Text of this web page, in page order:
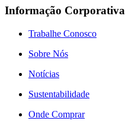
Informação Corporativa
Trabalhe Conosco
Sobre Nós
Notícias
Sustentabilidade
Onde Comprar